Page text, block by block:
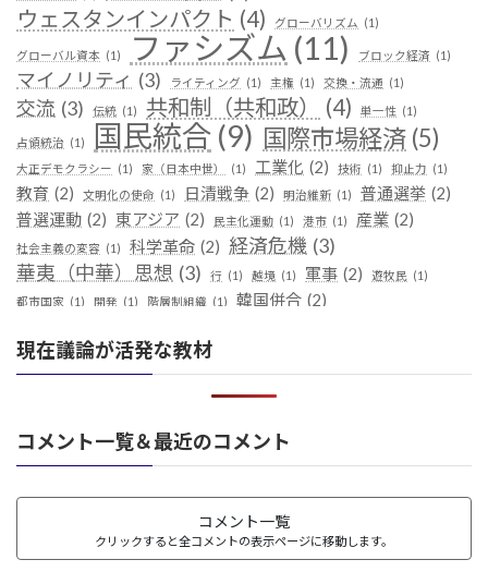
ウェスタンインパクト (4) グローバリズム (1)
グローバル資本 (1) ファシズム (11) ブロック経済 (1)
マイノリティ (3) ライティング (1) 主権 (1) 交換・流通 (1)
交流 (3) 伝統 (1) 共和制（共和政） (4) 単一性 (1)
占領統治 (1) 国民統合 (9) 国際市場経済 (5)
大正デモクラシー (1) 家（日本中世） (1) 工業化 (2) 技術 (1) 抑止力 (1)
教育 (2) 文明化の使命 (1) 日清戦争 (2) 明治維新 (1) 普通選挙 (2)
普選運動 (2) 東アジア (2) 民主化運動 (1) 港市 (1) 産業 (2)
社会主義の変容 (1) 科学革命 (2) 経済危機 (3)
華夷（中華）思想 (3) 行 (1) 越境 (1) 軍事 (2) 遊牧民 (1)
都市国家 (1) 開発 (1) 階層制組織 (1) 韓国併合 (2)
現在議論が活発な教材
コメント一覧＆最近のコメント
コメント一覧
クリックすると全コメントの表示ページに移動します。